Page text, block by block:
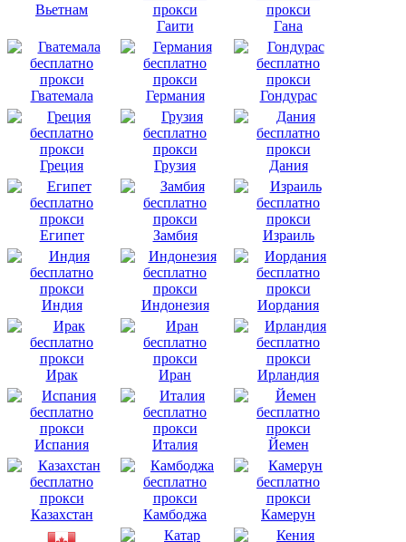
Вьетнам
Гаити
Гана
Гватемала Германия Гондурас
Греция Грузия Дания
Египет Замбия Израиль
Индия Индонезия Иордания
Ирак Иран Ирландия
Испания Италия Йемен
Казахстан Камбоджа Камерун